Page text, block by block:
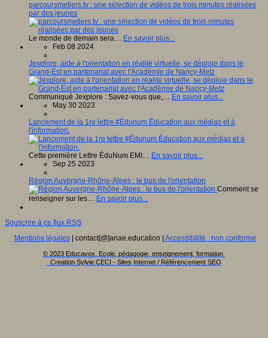
parcoursmetiers.tv : une sélection de vidéos de trois minutes réalisées
par des jeunes
Le monde de demain sera… En savoir plus...
Feb 08 2024
Jexplore, aide à l'orientation en réalité virtuelle, se déploie dans le
Grand-Est en partenariat avec l'Académie de Nancy-Metz
Communiqué Jexplore : Savez-vous que,… En savoir plus...
May 30 2023
Lancement de la 1re lettre #Édunum Éducation aux médias et à
l'information.
Cette première Lettre ÉduNum EMI… En savoir plus...
Sep 25 2023
Région Auvergne-Rhône-Alpes : le bus de l'orientation
Comment se
renseigner sur les… En savoir plus...
Souscrire à ce flux RSS
Mentions légales| contact[@]anae.education | Accessibilité : non conforme
© 2023 Educavox, Ecole, pédagogie, enseignement, formation
Creation Sylvie CECI - Sites Internet / Référencement SEO